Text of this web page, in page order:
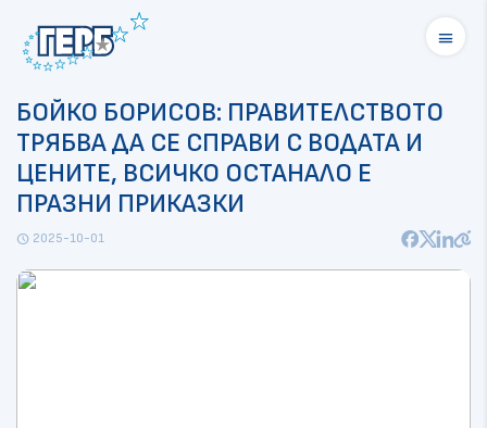
menu
БОЙКО БОРИСОВ: ПРАВИТЕЛСТВОТО
ТРЯБВА ДА СЕ СПРАВИ С ВОДАТА И
ЦЕНИТЕ, ВСИЧКО ОСТАНАЛО Е
ПРАЗНИ ПРИКАЗКИ
schedule 2025-10-01